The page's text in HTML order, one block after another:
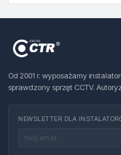
Od 2001 r. wyposażamy
sprawdzony sprzęt CCTV.
NEWSLETTER DLA